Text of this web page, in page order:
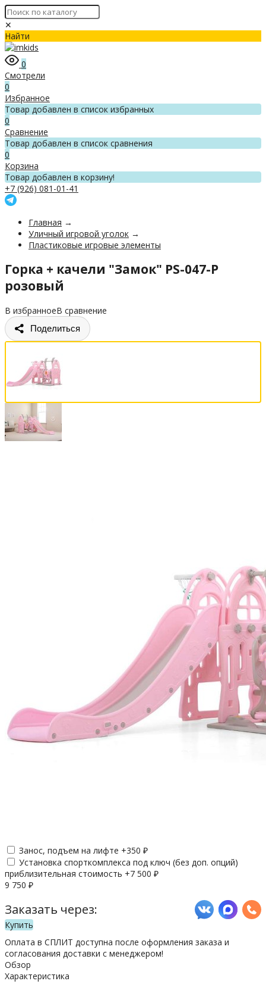
✕
Найти
0
Смотрели
0
Избранное
Товар добавлен в список избранных
0
Сравнение
Товар добавлен в список сравнения
0
Корзина
Товар добавлен в корзину!
+7 (926) 081-01-41
Главная →
Уличный игровой уголок →
Пластиковые игровые элементы
Горка + качели "Замок" PS-047-P
розовый
В избранноеВ сравнение
Поделиться
Занос, подъем на лифте +350 ₽
Установка спорткомплекса под ключ (без доп. опций)
приблизительная стоимость +7 500 ₽
9 750 ₽
Заказать через:
Купить
Оплата в СПЛИТ доступна после оформления заказа и
согласования доставки с менеджером!
Обзор
Характеристика